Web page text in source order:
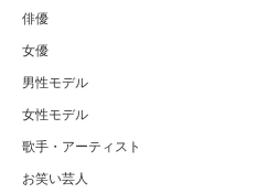
俳優
女優
男性モデル
女性モデル
歌手・アーティスト
お笑い芸人